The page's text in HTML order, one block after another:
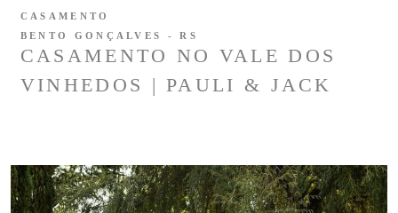
CASAMENTO NO VALE DOS
VINHEDOS | PAULI & JACK
CASAMENTO
BENTO GONÇALVES - RS